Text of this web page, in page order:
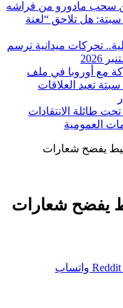
سحب مادورو من فراشه
هل تلاحق “لعنة
تحركات ميدانية ترسم
مع أوروبا في ملف
تعيد العلاقات
طائلة الانتقادات
العمومية
يفضح شعارات
يفضح شعارات
واتساب